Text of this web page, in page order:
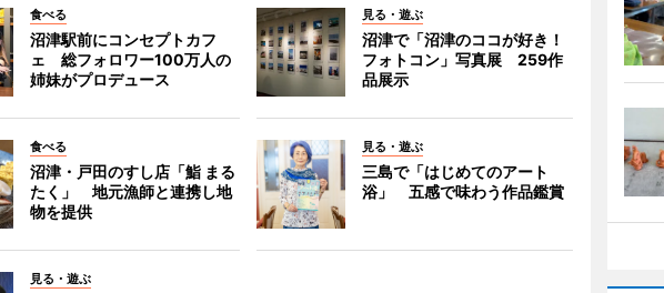
食べる
沼津駅前にコンセプトカフ
ェ 総フォロワー100万人の
姉妹がプロデュース
見る・遊ぶ
沼津で「沼津のココが好き！
フォトコン」写真展 259作
品展示
食べる
沼津・戸田のすし店「鮨 まる
たく」 地元漁師と連携し地
物を提供
見る・遊ぶ
三島で「はじめてのアート
浴」 五感で味わう作品鑑賞
見る・遊ぶ